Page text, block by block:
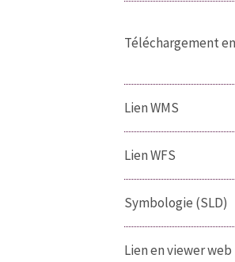
Téléchargement
Lien WMS
Lien WFS
Symbologie (SLD)
Lien en viewer web